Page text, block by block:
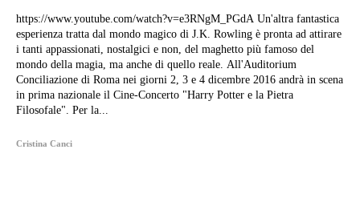
https://www.youtube.com/watch?v=e3RNgM_PGdA Un'altra fantastica
esperienza tratta dal mondo magico di J.K. Rowling è pronta ad attirare
i tanti appassionati, nostalgici e non, del maghetto più famoso del
mondo della magia, ma anche di quello reale. All'Auditorium
Conciliazione di Roma nei giorni 2, 3 e 4 dicembre 2016 andrà in scena
in prima nazionale il Cine-Concerto "Harry Potter e la Pietra
Filosofale". Per la...
Cristina Canci